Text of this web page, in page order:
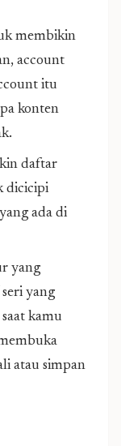
membikin
account
itu
konten
daftar
dicicipi
ada di
yang
yang
kamu
atau simpan